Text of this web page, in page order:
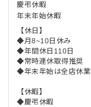
慶弔休暇
年末年始休暇
【休日】
◆月8~10日休み
◆年間休日110日
◆常時連休取得推奨
◆年末年始は全店休業
【休暇】
◆慶弔休暇